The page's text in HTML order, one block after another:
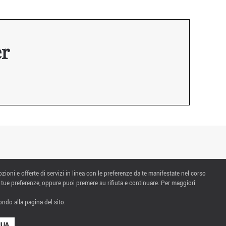
e offerte di servizi in linea con le preferenze da te manifestate nel corso
preferenze, oppure puoi premere su rifiuta e continuare. Per maggiori
alla pagina del sito.